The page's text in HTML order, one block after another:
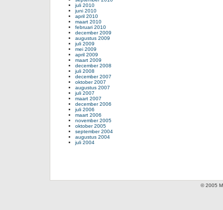
juli 2010
juni 2010
april 2010
maart 2010
februari 2010
december 2009
augustus 2009
juli 2009
mei 2009
april 2009
maart 2009
december 2008
juli 2008
december 2007
oktober 2007
augustus 2007
juli 2007
maart 2007
december 2006
juli 2006
maart 2006
november 2005
oktober 2005
september 2004
augustus 2004
juli 2004
© 2005